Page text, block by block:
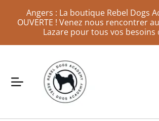
Angers : La boutique Rebel Dogs
OUVERTE ! Venez nous rencontrer
Lazare pour tous vos besoins